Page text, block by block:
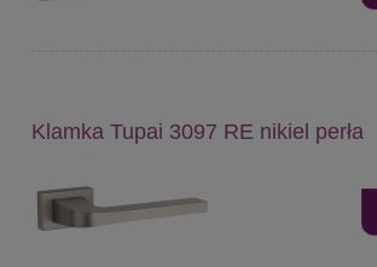
Klamka Tupai 3097 RE nikiel perła